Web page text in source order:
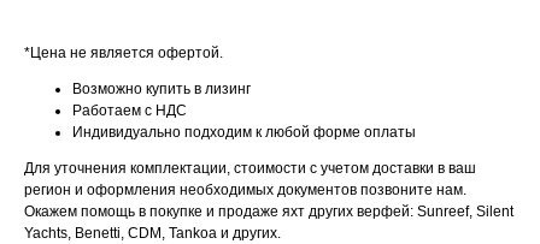
*Цена не является офертой.
Возможно купить в лизинг
Работаем с НДС
Индивидуально подходим к любой форме оплаты
Для уточнения комплектации, стоимости с учетом доставки в ваш
регион и оформления необходимых документов позвоните нам.
Окажем помощь в покупке и продаже яхт других верфей: Sunreef, Silent
Yachts, Benetti, CDM, Tankoa и других.